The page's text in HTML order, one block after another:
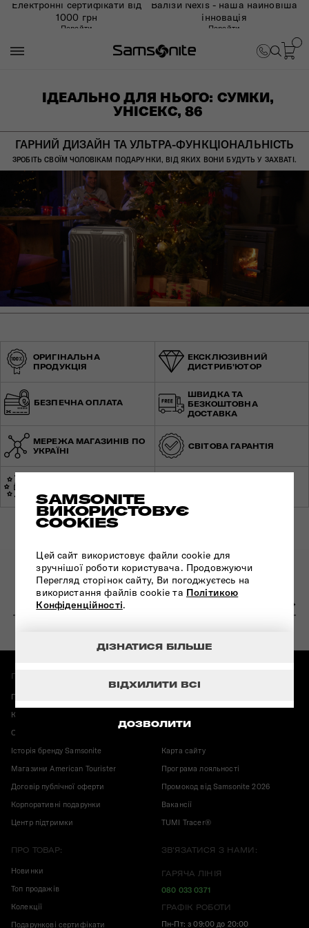
Електронні сертифікати від
1000 грн
Перейти
Валізи Nexis - наша найновіша
інновація
Перейти
SAMSONITE
ВИКОРИСТОВУЄ
COOKIES
Цей сайт використовує файли cookie для
зручнішої роботи користувача. Продовжуючи
Перегляд сторінок сайту, Ви погоджуєтесь на
використання файлів cookie та Політикою
Конфіденційності.
ДОЗВОЛИТИ
ВІДХИЛИТИ ВСІ
ДІЗНАТИСЯ БІЛЬШЕ
ІДЕАЛЬНО ДЛЯ НЬОГО: СУМКИ,
УНІСЕКС, 86
ГАРНИЙ ДИЗАЙН ТА УЛЬТРА-ФУНКЦІОНАЛЬНІСТЬ
ЗРОБІТЬ СВОЇМ ЧОЛОВІКАМ ПОДАРУНКИ, ВІД ЯКИХ ВОНИ БУДУТЬ У ЗАХВАТІ.​
ОРИГІНАЛЬНА
ПРОДУКЦІЯ
ЕКСКЛЮЗИВНИЙ
ДИСТРИБ'ЮТОР
БЕЗПЕЧНА ОПЛАТА
ШВИДКА ТА
БЕЗКОШТОВНА
ДОСТАВКА
МЕРЕЖА МАГАЗИНІВ ПО
УКРАЇНІ
СВІТОВА ГАРАНТІЯ
ПІДПИШІТЬСЯ НА НАШІ НОВИНИ:
ПРО МАГАЗИН:
Повернення і обмін
Карта магазинів
Оплата і доставка
Історія бренду Samsonite
Магазини American Tourister
Договір публічної оферти
Корпоративні подарунки
Центр підтримки
Карта сайту
Програма лояльності
Промокод від Samsonite 2026
Вакансії
TUMI Tracer®
ПРО ТОВАР:
Новинки
Топ продажів
Колекції
Подарункові сертифікати
ЗВ'ЯЗАТИСЯ З НАМИ:
ГАРЯЧА ЛІНІЯ
080 033 0371
ГРАФІК РОБОТИ
Пн-Пт: з 09:00 до 20:00